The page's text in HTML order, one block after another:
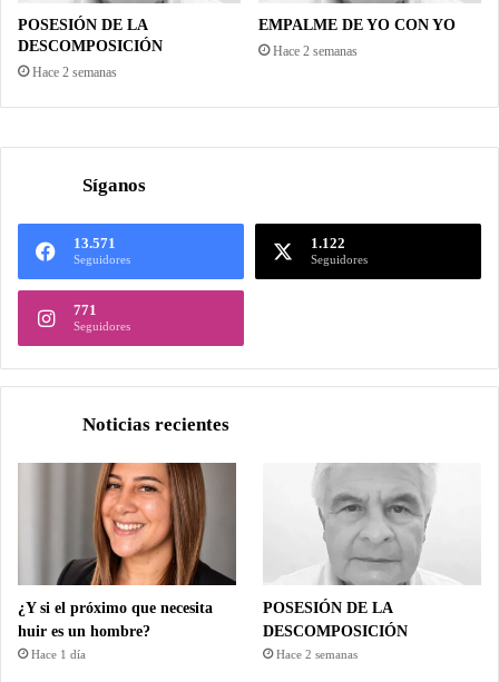
POSESIÓN DE LA
DESCOMPOSICIÓN
Hace 2 semanas
EMPALME DE YO CON YO
Hace 2 semanas
Síganos
13.571
Seguidores
1.122
Seguidores
771
Seguidores
Noticias recientes
¿Y si el próximo que necesita
huir es un hombre?
Hace 1 día
POSESIÓN DE LA
DESCOMPOSICIÓN
Hace 2 semanas